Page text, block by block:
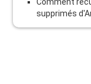
supprimés